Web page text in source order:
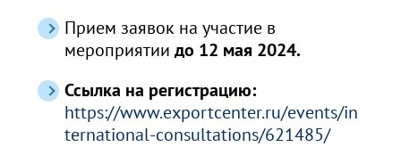
Прием заявок на участие в
мероприятии до 12 мая 2024.
Ссылка на регистрацию:
https://www.exportcenter.ru/events/in
ternational-consultations/621485/